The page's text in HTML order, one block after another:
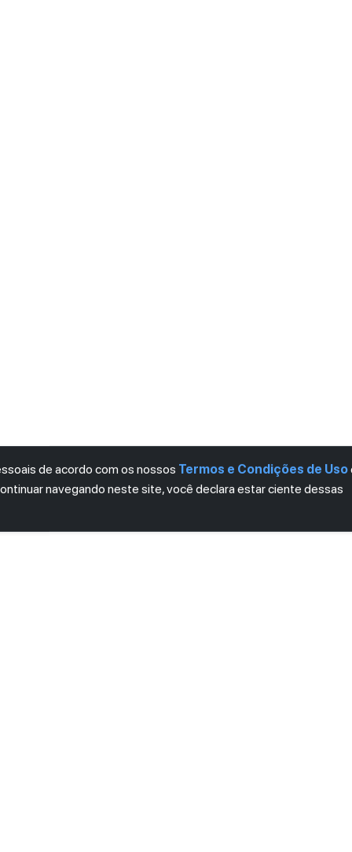
de acordo com os nossos Termos e Condições de Uso
navegando neste site, você declara estar ciente dessas